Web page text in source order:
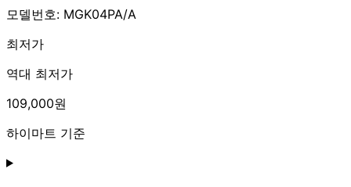
모델번호: MGK04PA/A
최저가
역대 최저가
109,000원
하이마트 기준